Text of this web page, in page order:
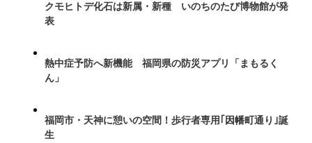
クモヒトデ化石は新属・新種 いのちのたび博物館が発
表
熱中症予防へ新機能 福岡県の防災アプリ「まもるく
ん」
福岡市・天神に憩いの空間！歩行者専用｢因幡町通り｣誕
生